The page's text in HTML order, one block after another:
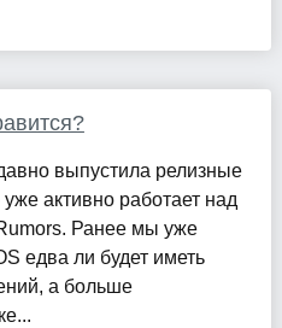
выпустила релизные
активно работает над
Ранее мы уже
едва ли будет иметь
а больше